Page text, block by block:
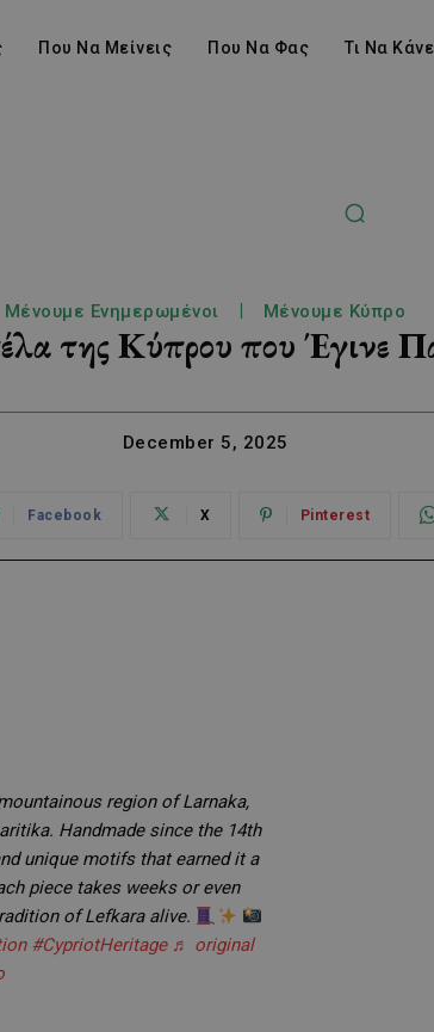
Που Να Μείνεις Που Να Φας Τι Να
Μένουμε Ενημερωμένοι Μένουμε Κύπρο
της Κύπρου που Έγινε
December 5, 2025
Facebook X Pinterest
region of Larnaka,
Handmade since the 14th
unique motifs that earned it a
piece takes weeks or even
of Lefkara alive.
#CypriotHeritage ♬ original